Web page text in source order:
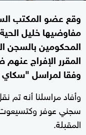
وقع عضو المكتب
مفاوضيها خليل
المحكومين بالسجن
المقرر الإفراج
وفقا لمراسل "سكاي
وأفاد مراسلنا أنه تم
سجني عوفر
المقبلة.